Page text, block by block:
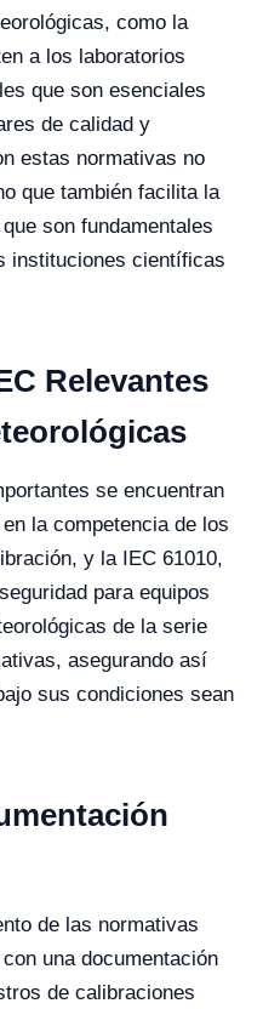
como la
a los laboratorios
que son esenciales
de calidad y
estas normativas no
que también facilita la
son fundamentales
instituciones científicas
Relevantes
se encuentran
la competencia de los
y la IEC 61010,
para equipos
de la serie
asegurando así
sus condiciones sean
de las normativas
una documentación
de calibraciones